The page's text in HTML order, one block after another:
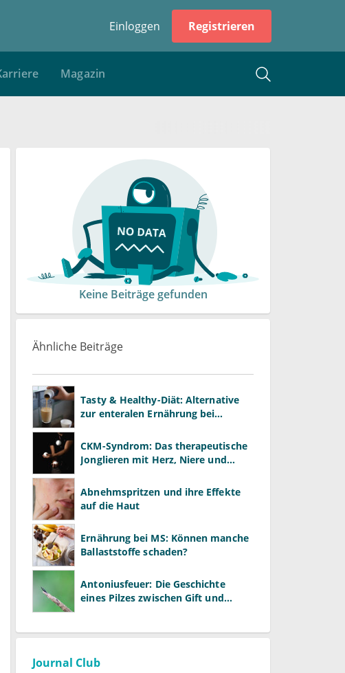
Einloggen Registrieren
Magazin
Keine Beiträge gefunden
Ähnliche Beiträge
Tasty & Healthy-Diät: Alternative
zur enteralen Ernährung bei
CKM-Syndrom: Das therapeutische
Jonglieren mit Herz, Niere und
Abnehmspritzen und ihre Effekte
auf die Haut
Ernährung bei MS: Können manche
Ballaststoffe schaden?
Antoniusfeuer: Die Geschichte
eines Pilzes zwischen Gift und
Journal Club